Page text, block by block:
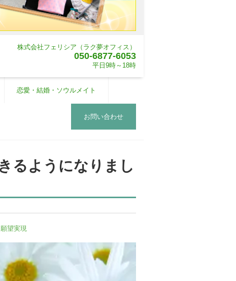
株式会社フェリシア（ラク夢オフィス）
050-6877-6053
平日9時～18時
恋愛・結婚・ソウルメイト
お問い合わせ
るようになりまし
望実現